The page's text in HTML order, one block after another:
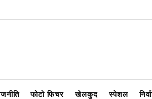
फोटो फिचर खेलकुद स्पेशल